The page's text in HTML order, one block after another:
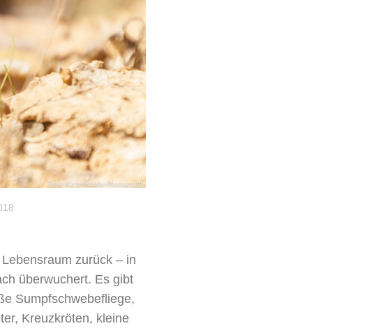
zurück – in
überwuchert. Es gibt
Sumpfschwebefliege,
Kreuzkröten, kleine